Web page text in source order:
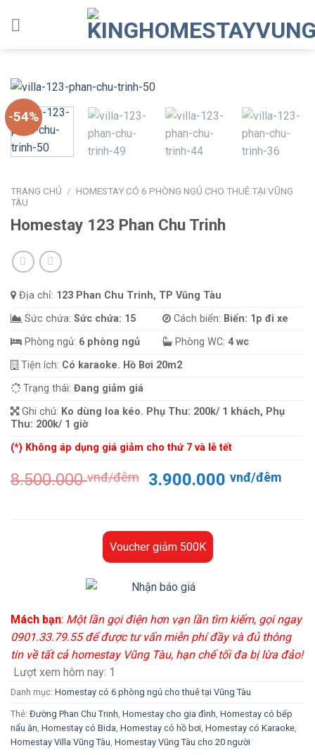
-54%
TRANG CHỦ / HOMESTAY CÓ 6 PHÒNG NGỦ CHO THUÊ TẠI VŨNG
TÀU
Homestay 123 Phan Chu Trinh
Địa chỉ: 123 Phan Chu Trinh, TP Vũng Tàu
Sức chứa: Sức chứa: 15 Cách biển: Biển: 1p đi xe
Phòng ngủ: 6 phòng ngủ Phòng WC: 4 wc
Tiện ích: Có karaoke. Hồ Bơi 20m2
Trạng thái: Đang giảm giá
Ghi chú: Ko dùng loa kéo. Phụ Thu: 200k/ 1 khách, Phụ
Thu: 200k/ 1 giờ
(*) Không áp dụng giá giảm cho thứ 7 và lễ tết
8.500.000vnđ/đêm
Giá
8.500.000 vnđ/
đêm.
3.900.000vnđ/đêm
Voucher giảm 500K
Mách bạn: Một lần gọi điện hơn vạn lần tìm kiếm, gọi ngay
0901.33.79.55 để được tư vấn miễn phí đầy và đủ thông
tin về tất cả homestay Vũng Tàu, hạn chế tối đa bị lừa đảo!
Lượt xem hôm nay: 1
Danh mục: Homestay có 6 phòng ngủ cho thuê tại Vũng Tàu
Thẻ: Đường Phan Chu Trinh Homestay cho gia đình Homestay có bếp
nấu ăn Homestay có Bida Homestay có hồ bơi Homestay có Karaoke
Homestay Villa Vũng Tàu Homestay Vũng Tàu cho 20 người